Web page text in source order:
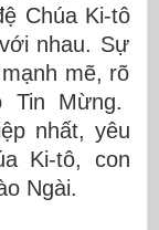
Chúa Ki-tô
ới nhau. Sự
ạnh mẽ, rõ
Tin Mừng.
ệp nhất, yêu
a Ki-tô, con
o Ngài.